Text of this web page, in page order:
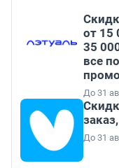
от 15
35
все
До 31
До 31